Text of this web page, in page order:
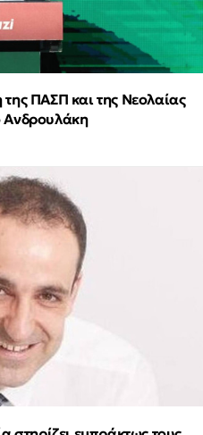
ΠΑΣΠ και της Νεολαίας
Ανδρουλάκη